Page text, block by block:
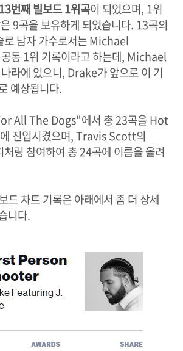
번째 빌보드 1위곡이 되었으며, 1위
9곡을 보유하게 되었습니다. 13곡의
로 남자 가수로서는 Michael
동 1위 기록이라고 하는데, Michael
라에 있으니, Drake가 앞으로 이 기
예상됩니다.
All The Dogs"에서 총 23곡을 Hot
진입시켰으며, Travis Scott의
링 참여하여 총 24곡에 이름을 올려
드 차트 기록은 아래에서 좀 더 상세
니다.